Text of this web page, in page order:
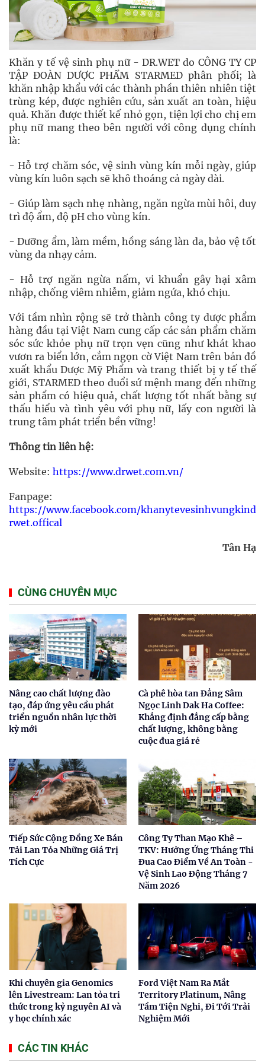
Khăn y tế vệ sinh phụ nữ - DR.WET do CÔNG TY CP
TẬP ĐOÀN DƯỢC PHẨM STARMED phân phối; là
khăn nhập khẩu với các thành phần thiên nhiên tiệt
trùng kép, được nghiên cứu, sản xuất an toàn, hiệu
quả. Khăn được thiết kế nhỏ gọn, tiện lợi cho chị em
phụ nữ mang theo bên người với công dụng chính
là:
- Hỗ trợ chăm sóc, vệ sinh vùng kín mỗi ngày, giúp
vùng kín luôn sạch sẽ khô thoáng cả ngày dài.
- Giúp làm sạch nhẹ nhàng, ngăn ngừa mùi hôi, duy
trì độ ẩm, độ pH cho vùng kín.
- Dưỡng ẩm, làm mềm, hồng sáng làn da, bảo vệ tốt
vùng da nhạy cảm.
- Hỗ trợ ngăn ngừa nấm, vi khuẩn gây hại xâm
nhập, chống viêm nhiễm, giảm ngứa, khó chịu.
Với tầm nhìn rộng sẽ trở thành công ty dược phẩm
hàng đầu tại Việt Nam cung cấp các sản phẩm chăm
sóc sức khỏe phụ nữ trọn vẹn cũng như khát khao
vươn ra biển lớn, cắm ngọn cờ Việt Nam trên bản đồ
xuất khẩu Dược Mỹ Phẩm và trang thiết bị y tế thế
giới, STARMED theo đuổi sứ mệnh mang đến những
sản phẩm có hiệu quả, chất lượng tốt nhất bằng sự
thấu hiểu và tình yêu với phụ nữ, lấy con người là
trung tâm phát triển bền vững!
Thông tin liên hệ:
Website: https://www.drwet.com.vn/
Fanpage:
https://www.facebook.com/khanytevesinhvungkind
rwet.offical
Tân Hạ
CÙNG CHUYÊN MỤC
Nâng cao chất lượng đào
tạo, đáp ứng yêu cầu phát
triển nguồn nhân lực thời
kỳ mới
Cà phê hòa tan Đẳng Sâm
Ngọc Linh Dak Ha Coffee:
Khẳng định đẳng cấp bằng
chất lượng, không bằng
cuộc đua giá rẻ
Tiếp Sức Cộng Đồng Xe Bán
Tải Lan Tỏa Những Giá Trị
Tích Cực
Công Ty Than Mạo Khê –
TKV: Hưởng Ứng Tháng Thi
Đua Cao Điểm Về An Toàn -
Vệ Sinh Lao Động Tháng 7
Năm 2026
Khi chuyên gia Genomics
lên Livestream: Lan tỏa tri
thức trong kỷ nguyên AI và
y học chính xác
Ford Việt Nam Ra Mắt
Territory Platinum, Nâng
Tầm Tiện Nghi, Đi Tới Trải
Nghiệm Mới
CÁC TIN KHÁC